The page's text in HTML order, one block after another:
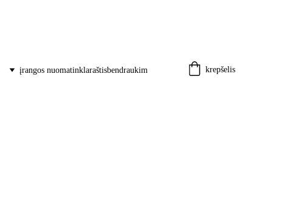
įrangos nuomatinklaraštisbendraukim krepšelis